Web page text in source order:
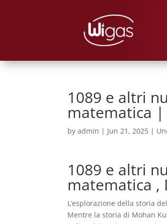
1089 e altri
matematica |
byadmin | Jun 21, 2025 |
1089 e altri
matematica ,
L’esplorazione della storia
Mentre la storia di Mohan